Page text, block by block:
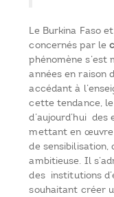
Le Burkina Faso
concernés par le
phénomène s’est
années en raison
accédant à
cette tendance,
d’aujourd’hui
mettant en
de sensibilisation,
ambitieuse. Il
des institutions
souhaitant créer